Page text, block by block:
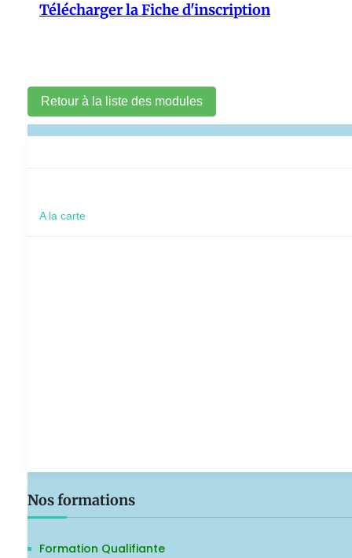
Télécharger la Fiche d'inscription
Retour à la liste des modules
A la carte
Nos formations
Formation Qualifiante